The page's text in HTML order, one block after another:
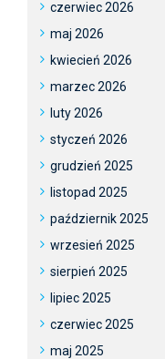
czerwiec 2026
maj 2026
kwiecień 2026
marzec 2026
luty 2026
styczeń 2026
grudzień 2025
listopad 2025
październik 2025
wrzesień 2025
sierpień 2025
lipiec 2025
czerwiec 2025
maj 2025